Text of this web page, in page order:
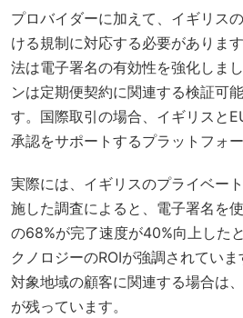
プロバイダーに加えて、イギリス
ける規制に対応する必要がありま
法は電子署名の有効性を強化しま
ンは定期便契約に関連する検証可
す。国際取引の場合、イギリスと
承認をサポートするプラットフォ
実際には、イギリスのプライベー
施した調査によると、電子署名を
の68%が完了速度が40%向上した
クノロジーのROIが強調されてい
対象地域の顧客に関連する場合は
が残っています。